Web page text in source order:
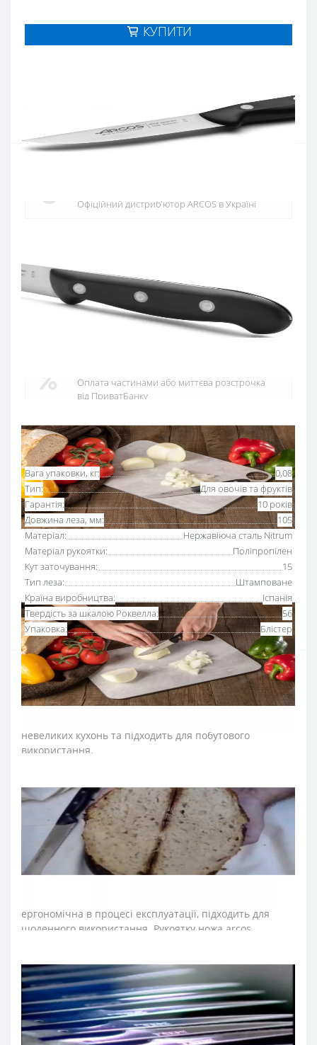
КУПИТИ
Купити
Основні характеристики Всі характеристики
Вага упаковки, кг:
0,08
Тип:
Для овочів та фруктів
Гарантія:
10 років
Довжина леза, мм:
105
Матеріал:
Нержавіюча сталь Nitrum
Матеріал рукоятки:
Поліпропілен
Кут заточування:
15
Тип леза:
Штамповане
Країна виробництва:
Іспанія
Твердість за шкалою Роквелла:
56
Упаковка:
Блістер
Офіційний дистриб'ютор ARCOS в Україні
Гарантія якості
10 років гарантія на ножі
Оплата частинами або миттєва розстрочка
від ПриватБанку
Ніж для овочів 105 мм серії
«Майтре»Аркос
розроблений для чищення та
нарізання невеликих овочів або фруктів.
невеликих кухонь та підходить для побутового
використання.
ексклюзивної нержавіючої сталі NITRUM, що має
надвисоку ріжучу здатність, підвищену твердість та
корозостійкість. У результаті лезо ножа для кухні довго
не затуплюється, не ржавіє, тому виріб має довгий
термін служби, забезпечуючи економічну ефективність
інвентарю.
ергономічна в процесі експлуатації, підходить для
щоденного використання. Рукоятку ножа arcos
проникненню мікроскопічних елементів їжі.
Закріплюють конструкцію рукоятки ножа для овочів та
фруктів міцні металеві заклепки, що сприяють
довготривалій роботі з кухонним ножем. Рукоятка ножа
стійка до кислот, хлору, миючих засобів та високих